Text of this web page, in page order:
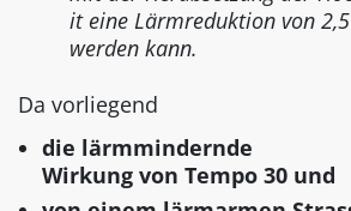
it eine Lärmreduktion von
werden kann.
Da vorliegend
die lärmmindernde
Wirkung von Tempo 30 und